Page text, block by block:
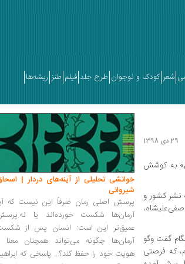
شعر کودک و نوجوان طرح جلد فیلم طنز ریشه‌ها
29 دی 1398
به کوشش
قدیمی عرصه نشر کشور و
گفت وگو
که فرصتی
خوانشی تحلیلی از آینه‌های دردار |
شیروانی
پرسش اصلی رمان صرفاً این نیست که
آرمان‌ها شکست خورده‌اند یا
عمیق‌تر این است: انسان پس از
آرمان‌ها چگونه می‌تواند همچنان معنا
هویت خود را حفظ کند؟... پاسخی که